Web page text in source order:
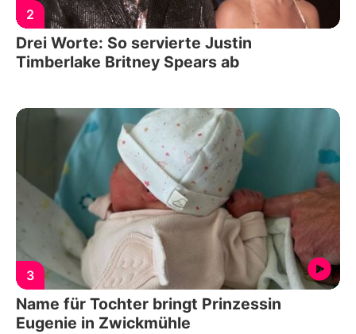
2
Drei Worte: So servierte Justin
Timberlake Britney Spears ab
3
Name für Tochter bringt Prinzessin
Eugenie in Zwickmühle